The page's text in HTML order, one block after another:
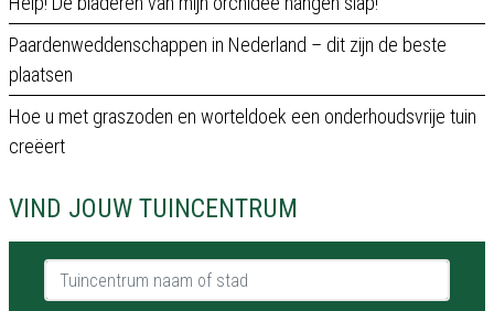
Paardenweddenschappen in Nederland – dit zijn de beste
plaatsen
Hoe u met graszoden en worteldoek een onderhoudsvrije tuin
creëert
VIND JOUW TUINCENTRUM
Tuincentrum naam of stad